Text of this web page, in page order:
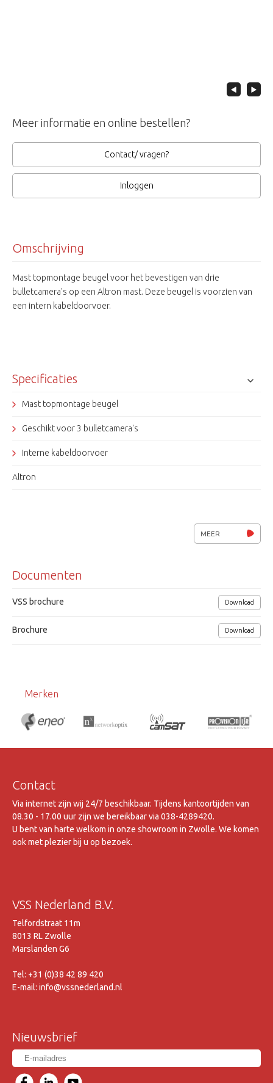
Meer informatie en online bestellen?
Contact/ vragen?
Inloggen
Omschrijving
Mast topmontage beugel voor het bevestigen van drie
bulletcamera's op een Altron mast. Deze beugel is voorzien van
een intern kabeldoorvoer.
Specificaties
Mast topmontage beugel
Geschikt voor 3 bulletcamera's
Interne kabeldoorvoer
Altron
MEER
Documenten
VSS brochure Download
Brochure Download
Merken
Contact
Via internet zijn wij 24/7 beschikbaar. Tijdens kantoortijden van
08.30 - 17.00 uur zijn we bereikbaar via 038-4289420.
U bent van harte welkom in onze showroom in Zwolle. We komen
ook met plezier bij u op bezoek.
VSS Nederland B.V.
Telfordstraat 11m
8013 RL Zwolle
Marslanden G6
Tel: +31 (0)38 42 89 420
E-mail: info@vssnederland.nl
Nieuwsbrief